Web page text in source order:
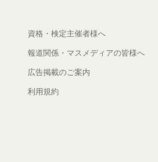
資格・検定主催者様へ
報道関係・マスメディアの皆様へ
広告掲載のご案内
利用規約